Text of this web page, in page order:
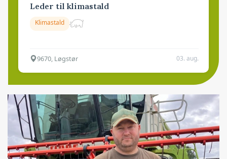
Leder til klimastald
Klimastald
9670, Løgstør 03. aug.